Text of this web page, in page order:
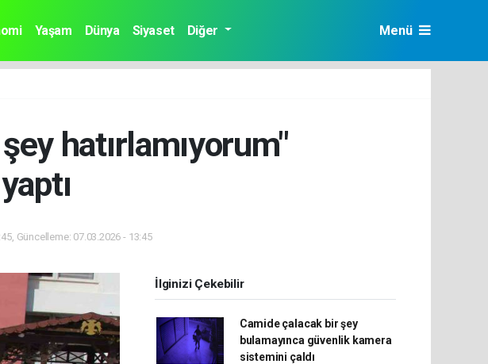
Yaşam Dünya Siyaset Diğer Menü
hatırlamıyorum"
Güncelleme: 07.03.2026 - 13:45
İlginizi Çekebilir
Camide çalacak bir şey
bulamayınca güvenlik kamera
sistemini çaldı